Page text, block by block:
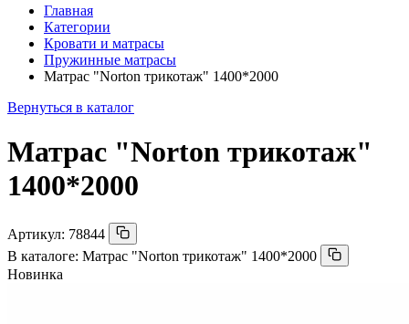
Главная
Категории
Кровати и матрасы
Пружинные матрасы
Матрас "Norton трикотаж" 1400*2000
Вернуться в каталог
Матрас "Norton трикотаж"
1400*2000
Артикул: 78844
В каталоге: Матрас "Norton трикотаж" 1400*2000
Новинка